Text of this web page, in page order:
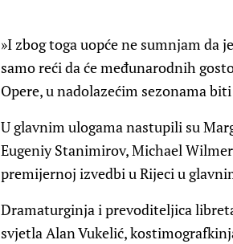
»I zbog toga uopće ne sumnjam da
samo reći da će međunarodnih
Opere, u nadolazećim sezonama
U glavnim ulogama nastupili su
Eugeniy Stanimirov, Michael
premijernoj izvedbi u Rijeci u
Dramaturginja i prevoditeljica
svjetla Alan Vukelić,